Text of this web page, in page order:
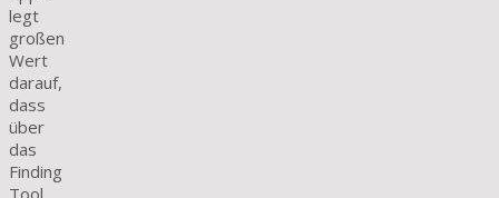
legt
großen
Wert
darauf,
dass
über
das
Finding
Tool